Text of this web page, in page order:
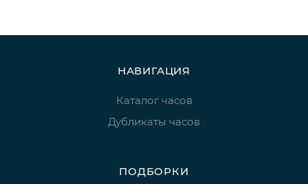
НАВИГАЦИЯ
Каталог часов
Дубликаты часов
ПОДБОРКИ